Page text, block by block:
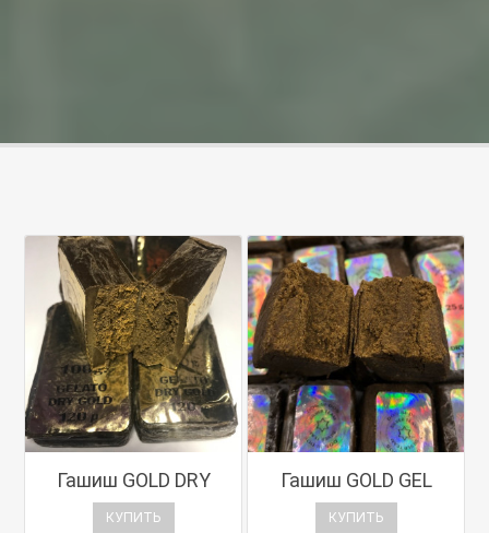
Гашиш GOLD DRY
КУПИТЬ
Гашиш GOLD GEL
КУПИТЬ